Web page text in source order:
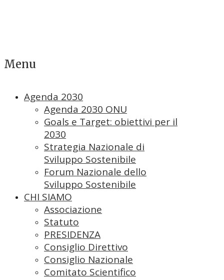
Menu
Agenda 2030
Agenda 2030 ONU
Goals e Target: obiettivi per il
2030
Strategia Nazionale di
Sviluppo Sostenibile
Forum Nazionale dello
Sviluppo Sostenibile
CHI SIAMO
Associazione
Statuto
PRESIDENZA
Consiglio Direttivo
Consiglio Nazionale
Comitato Scientifico